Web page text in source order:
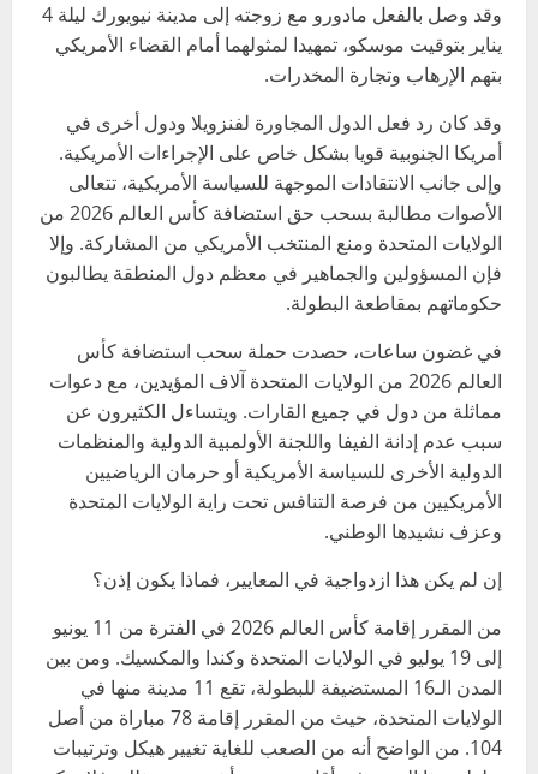
وقد وصل بالفعل مادورو مع زوجته إلى مدينة نيويورك ليلة 4
يناير بتوقيت موسكو، تمهيدا لمثولهما أمام القضاء الأمريكي
بتهم الإرهاب وتجارة المخدرات.
وقد كان رد فعل الدول المجاورة لفنزويلا ودول أخرى في
أمريكا الجنوبية قويا بشكل خاص على الإجراءات الأمريكية.
وإلى جانب الانتقادات الموجهة للسياسة الأمريكية، تتعالى
الأصوات مطالبة بسحب حق استضافة كأس العالم 2026 من
الولايات المتحدة ومنع المنتخب الأمريكي من المشاركة. وإلا
فإن المسؤولين والجماهير في معظم دول المنطقة يطالبون
حكوماتهم بمقاطعة البطولة.
في غضون ساعات، حصدت حملة سحب استضافة كأس
العالم 2026 من الولايات المتحدة آلاف المؤيدين، مع دعوات
مماثلة من دول في جميع القارات. ويتساءل الكثيرون عن
سبب عدم إدانة الفيفا واللجنة الأولمبية الدولية والمنظمات
الدولية الأخرى للسياسة الأمريكية أو حرمان الرياضيين
الأمريكيين من فرصة التنافس تحت راية الولايات المتحدة
وعزف نشيدها الوطني.
إن لم يكن هذا ازدواجية في المعايير، فماذا يكون إذن؟
من المقرر إقامة كأس العالم 2026 في الفترة من 11 يونيو
إلى 19 يوليو في الولايات المتحدة وكندا والمكسيك. ومن بين
المدن الـ16 المستضيفة للبطولة، تقع 11 مدينة منها في
الولايات المتحدة، حيث من المقرر إقامة 78 مباراة من أصل
104. من الواضح أنه من الصعب للغاية تغيير هيكل وترتيبات